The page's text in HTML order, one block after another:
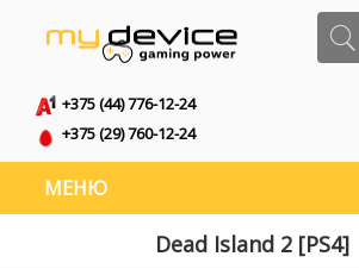
+375 (44) 776-12-24
+375 (29) 760-12-24
МЕНЮ
Dead Island 2 [PS4]